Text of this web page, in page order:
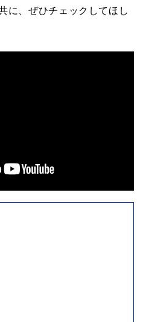
に、ぜひチェックしてほし